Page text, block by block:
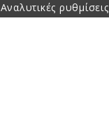
Αναλυτικές ρυθμίσεις